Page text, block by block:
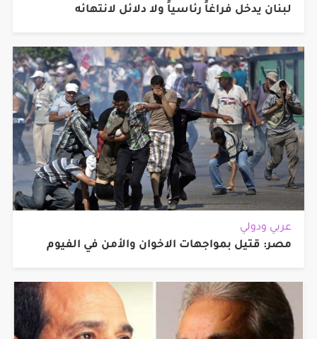
لبنان يدخل فراغاً رئاسياً ولا دلائل لانتهائه
عربي ودولي
مصر: قتيل بمواجهات الاخوان والأمن في الفيوم